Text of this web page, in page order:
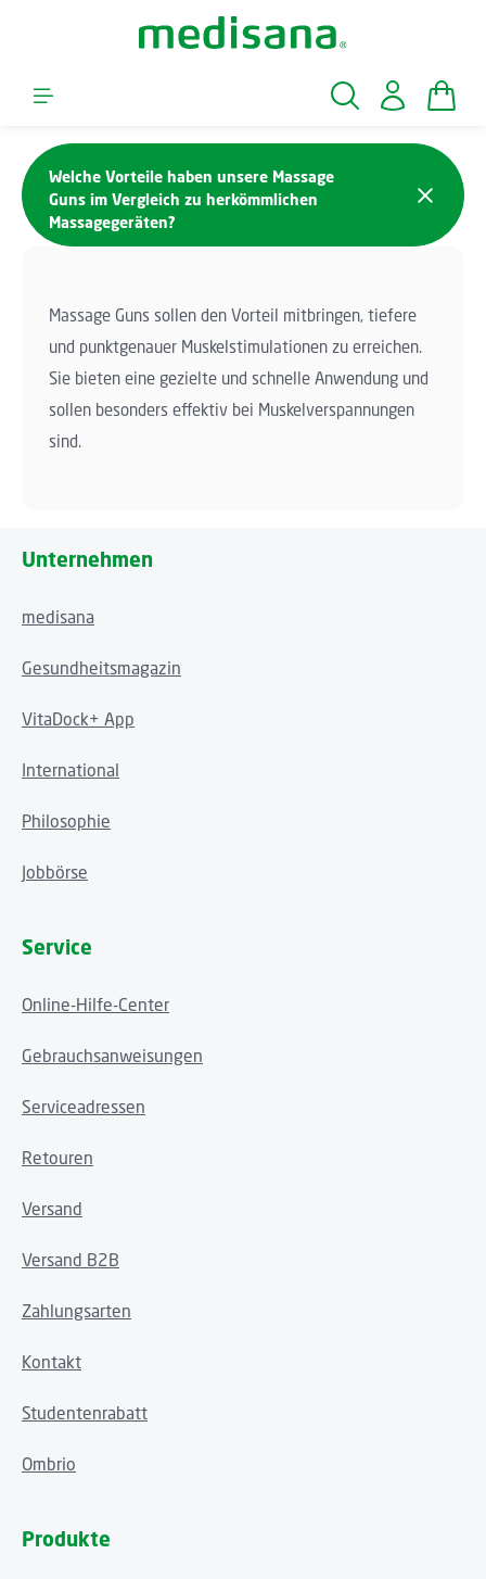
Zum Hauptinhalt springen
Welche Vorteile haben unsere Massage
Guns im Vergleich zu herkömmlichen
Massagegeräten?
Massage Guns sollen den Vorteil mitbringen, tiefere
und punktgenauer Muskelstimulationen zu erreichen.
Sie bieten eine gezielte und schnelle Anwendung und
sollen besonders effektiv bei Muskelverspannungen
sind.
Unternehmen
medisana
Gesundheitsmagazin
VitaDock+ App
International
Philosophie
Jobbörse
Service
Online-Hilfe-Center
Gebrauchsanweisungen
Serviceadressen
Retouren
Versand
Versand B2B
Zahlungsarten
Kontakt
Studentenrabatt
Ombrio
Produkte